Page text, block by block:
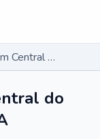
Pneumologista em Central do Maranhão - MA
do